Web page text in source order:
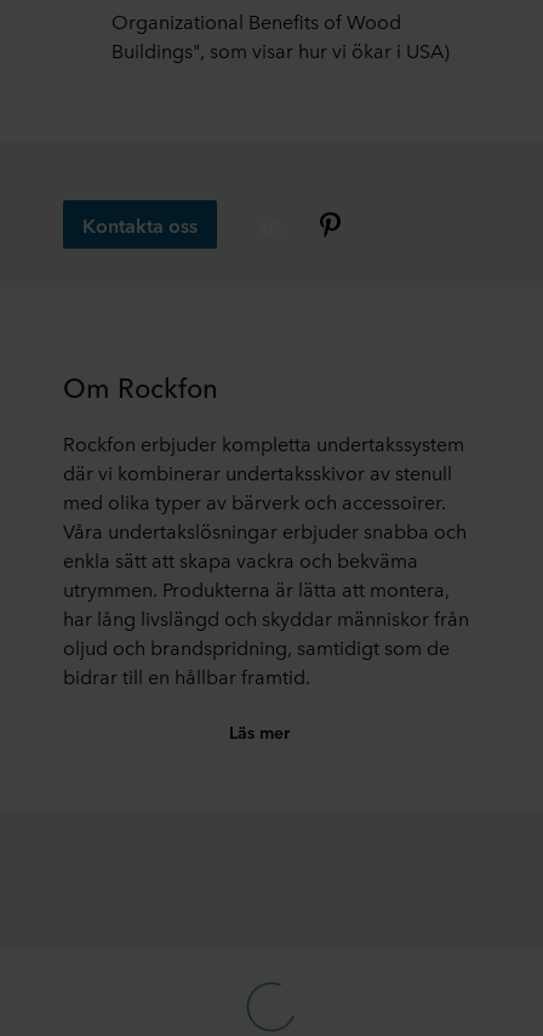
Organizational Benefits of Wood
Buildings", som visar hur vi ökar i USA)
Kontakta oss
Om Rockfon
Rockfon erbjuder kompletta undertakssystem
där vi kombinerar undertaksskivor av stenull
med olika typer av bärverk och accessoirer.
Våra undertakslösningar erbjuder snabba och
enkla sätt att skapa vackra och bekväma
utrymmen. Produkterna är lätta att montera,
har lång livslängd och skyddar människor från
oljud och brandspridning, samtidigt som de
bidrar till en hållbar framtid.
Läs mer